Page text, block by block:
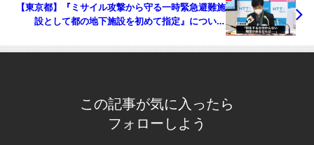
【東京都】『ミサイル攻撃から守る一時緊急避難施
設として都の地下施設を初めて指定』について
この記事が気に入ったら
フォローしよう